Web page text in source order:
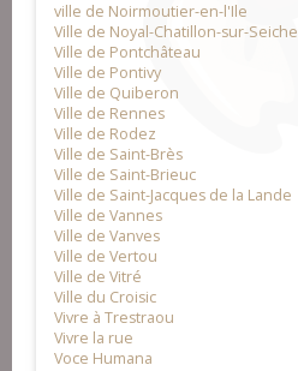
ville de Noirmoutier-en-l'Ile
Ville de Noyal-Chatillon-sur-Seiche
Ville de Pontchâteau
Ville de Pontivy
Ville de Quiberon
Ville de Rennes
Ville de Rodez
Ville de Saint-Brès
Ville de Saint-Brieuc
Ville de Saint-Jacques de la Lande
Ville de Vannes
Ville de Vanves
Ville de Vertou
Ville de Vitré
Ville du Croisic
Vivre à Trestraou
Vivre la rue
Voce Humana